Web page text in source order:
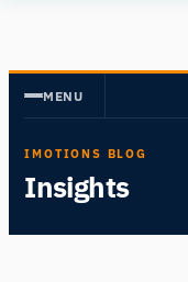
を
ス
ッ
MENU
IMOTIONS BLOG
Insights